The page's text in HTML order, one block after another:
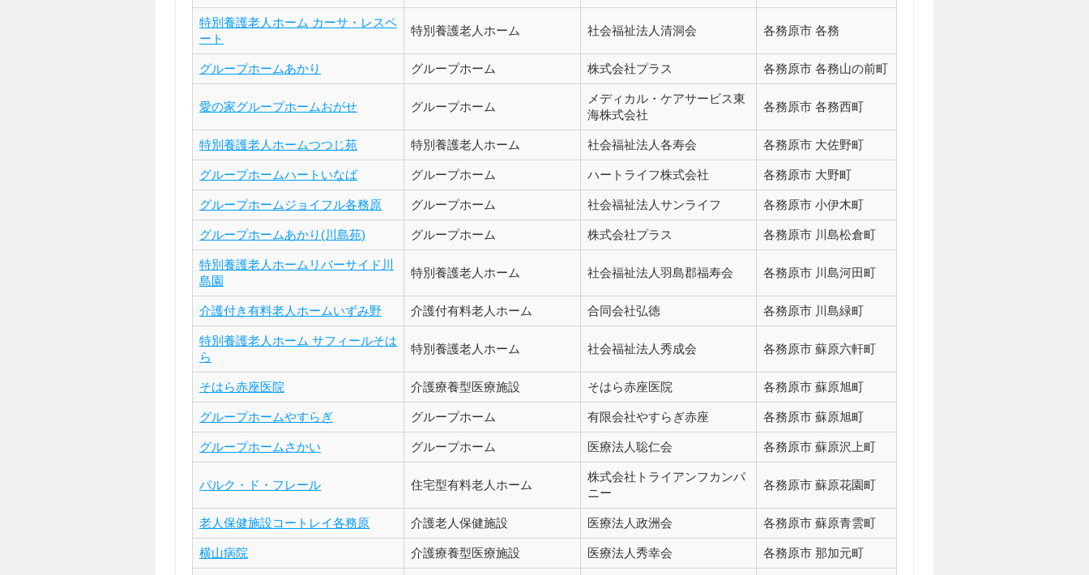
特別養護老人ホーム カーサ・レスペ
ート
特別養護老人ホーム 社会福祉法人清洞会 各務原市 各務
グループホームあかり グループホーム 株式会社プラス 各務原市 各務山の前町
愛の家グループホームおがせ グループホーム
メディカル・ケアサービス東
海株式会社
各務原市 各務西町
特別養護老人ホームつつじ苑 特別養護老人ホーム 社会福祉法人各寿会 各務原市 大佐野町
グループホームハートいなば グループホーム ハートライフ株式会社 各務原市 大野町
グループホームジョイフル各務原 グループホーム 社会福祉法人サンライフ 各務原市 小伊木町
グループホームあかり(川島苑) グループホーム 株式会社プラス 各務原市 川島松倉町
特別養護老人ホームリバーサイド川
島園
特別養護老人ホーム 社会福祉法人羽島郡福寿会 各務原市 川島河田町
介護付き有料老人ホームいずみ野 介護付有料老人ホーム 合同会社弘徳 各務原市 川島緑町
特別養護老人ホーム サフィールそは
ら
特別養護老人ホーム 社会福祉法人秀成会 各務原市 蘇原六軒町
そはら赤座医院 介護療養型医療施設 そはら赤座医院 各務原市 蘇原旭町
グループホームやすらぎ グループホーム 有限会社やすらぎ赤座 各務原市 蘇原旭町
グループホームさかい グループホーム 医療法人聡仁会 各務原市 蘇原沢上町
パルク・ド・フレール 住宅型有料老人ホーム
株式会社トライアンフカンパ
ニー
各務原市 蘇原花園町
老人保健施設コートレイ各務原 介護老人保健施設 医療法人政洲会 各務原市 蘇原青雲町
横山病院 介護療養型医療施設 医療法人秀幸会 各務原市 那加元町